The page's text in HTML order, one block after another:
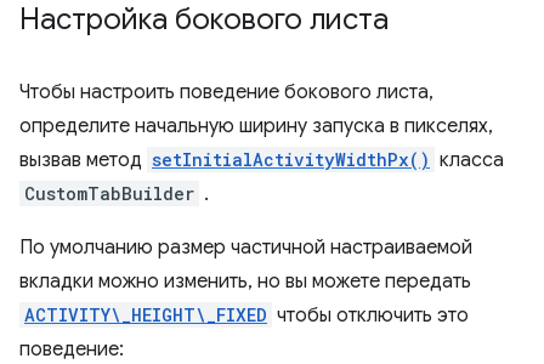
Настройка бокового листа
Чтобы настроить поведение бокового листа,
определите начальную ширину запуска в пикселях,
вызвав метод setInitialActivityWidthPx() класса
CustomTabBuilder .
По умолчанию размер частичной настраиваемой
вкладки можно изменить, но вы можете передать
ACTIVITY\_HEIGHT\_FIXED чтобы отключить это
поведение: